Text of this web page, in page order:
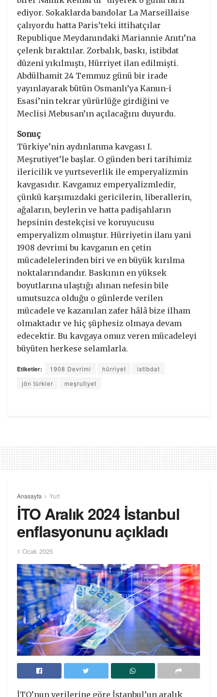
ediyor. Sokaklarda bandolar La Marseillaise
çalıyordu hatta Paris’teki ittihatçılar
Republique Meydanındaki Mariannie Anıtı’na
çelenk bıraktılar. Zorbalık, baskı, istibdat
düzeni yıkılmıştı, Hürriyet ilan edilmişti.
Abdülhamit 24 Temmuz günü bir irade
yayınlayarak bütün Osmanlı’ya Kanun-i
Esasi’nin tekrar yürürlüğe girdiğini ve
Meclisi Mebusan’ın açılacağını duyurdu.
Sonuç
Türkiye’nin aydınlanma kavgası I.
Meşrutiyet’le başlar. O günden beri tarihimiz
ilericilik ve yurtseverlik ile emperyalizmin
kavgasıdır. Kavgamız emperyalizmledir,
çünkü karşımızdaki gericilerin, liberallerin,
ağaların, beylerin ve hatta padişahların
hepsinin destekçisi ve koruyucusu
emperyalizm olmuştur. Hürriyetin ilanı yani
1908 devrimi bu kavganın en çetin
mücadelelerinden biri ve en büyük kırılma
noktalarındandır. Baskının en yüksek
boyutlarına ulaştığı alınan nefesin bile
umutsuzca olduğu o günlerde verilen
mücadele ve kazanılan zafer hâlâ bize ilham
olmaktadır ve hiç şüphesiz olmaya devam
edecektir. Bu kavgaya omuz veren mücadeleyi
büyüten herkese selamlarla.
Etiketler: 1908 Devrimi hürriyet
istibdat
jön türkler
meşrutiyet
Anasayfa Yurt
İTO Aralık 2024 İstanbul
enflasyonunu açıkladı
1 Ocak 2025
İTO’nun verilerine göre İstanbul’un aralık